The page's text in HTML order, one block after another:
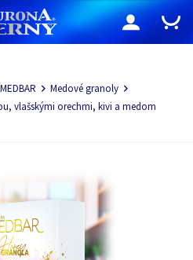
Medové granoly
vlašskými orechmi, kivi a medom